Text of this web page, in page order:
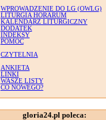
WPROWADZENIE DO LG (OWLG)
LITURGIA HORARUM
KALENDARZ LITURGICZNY
DODATEK
INDEKSY
POMOC
CZYTELNIA
ANKIETA
LINKI
WASZE LISTY
CO NOWEGO?
gloria24.pl poleca: